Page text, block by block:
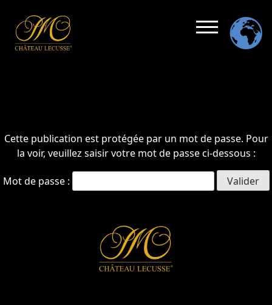
Cette publication est protégée par un mot de passe. Pour
la voir, veuillez saisir votre mot de passe ci-dessous :
Mot de passe :